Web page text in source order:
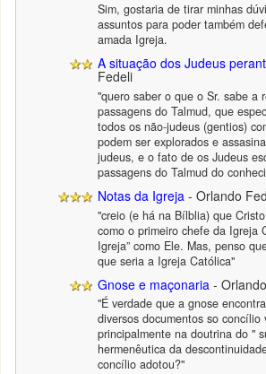
Sim, gostaria de tirar minhas
assuntos para poder também
amada Igreja.
A situação dos Judeus
Fedeli
"quero saber o que o Sr. sabe a
passagens do Talmud, que
todos os não-judeus (gentios)
podem ser explorados e
judeus, e o fato de os Judeus
passagens do Talmud do
Notas da Igreja - Orlando
"creio (e há na Bílblia) que
como o primeiro chefe da Igreja
Igreja” como Ele. Mas, penso
que seria a Igreja Católica"
Gnose e maçonaria -
"É verdade que a gnose
diversos documentos so concílio
principalmente na doutrina do "
hermenêutica da
concílio adotou?"